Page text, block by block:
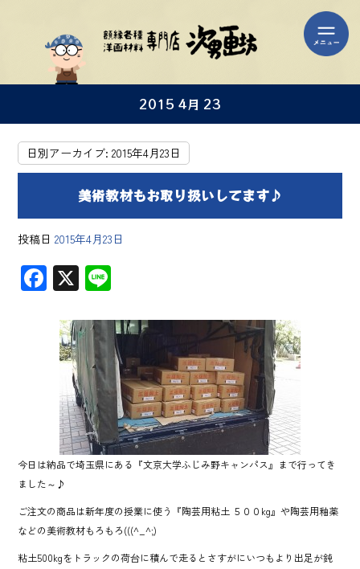
2015 4月 23
日別アーカイブ:2015年4月23日
美術教材もお取り扱いしてます♪
投稿日 2015年4月23日
F
e
b
ok
X
今日は納品で埼玉県にある『文京大学ふじみ野キャンパス』まで行ってき
ました～♪
ご注文の商品は新年度の授業に使う『陶芸用粘土 ５００kg』や陶芸用釉薬
などの美術教材もろもろ(((^_^;)
粘土500kgをトラックの荷台に積んで走るとさすがにいつもより出足が鈍